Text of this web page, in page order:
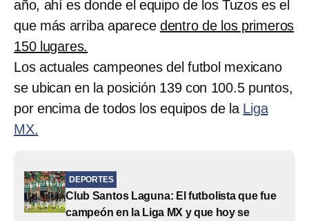
año, ahí es donde el equipo de los Tuzos es el
que más arriba aparece dentro de los primeros
150 lugares.
Los actuales campeones del futbol mexicano
se ubican en la posición 139 con 100.5 puntos,
por encima de todos los equipos de la Liga
MX.
DEPORTES
Club Santos Laguna: El futbolista que fue
campeón en la Liga MX y que hoy se